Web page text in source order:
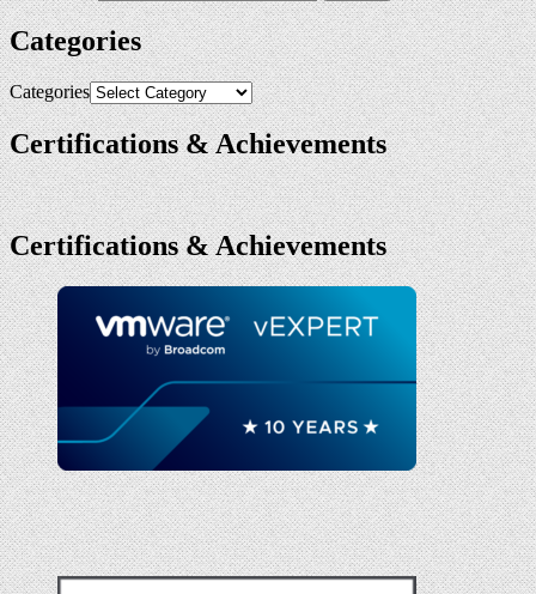
Categories
Categories
Certifications & Achievements
Certifications & Achievements